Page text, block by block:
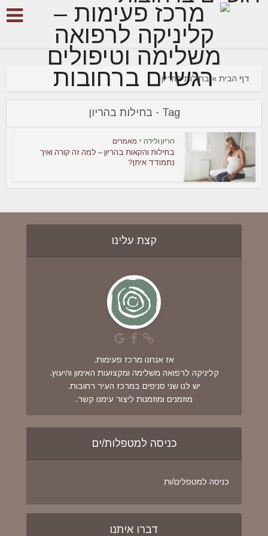
דף הבית »בחילות בהריון
Tag - בחילות בהריון
הריון ולידה • מאמרים
בחילות והקאות בהריון – למה זה קורה ואיך
נתמודד איתן?
קצת עלינו
אז אנחנו מרכז פעימות.
קליניקה לרפואה משלימה ומקצועות האימון והיעוץ.
יש לנו שני סניפים במרכז העיר רחובות.
מוזמנים ומוזמנות ליצור עימנו קשר.
כניסה למטפלות/ים
כניסה למטפלים/ות
דברו איתנו